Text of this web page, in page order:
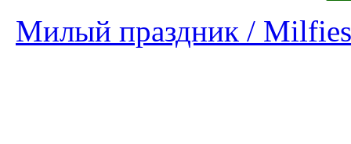
Милый праздник /